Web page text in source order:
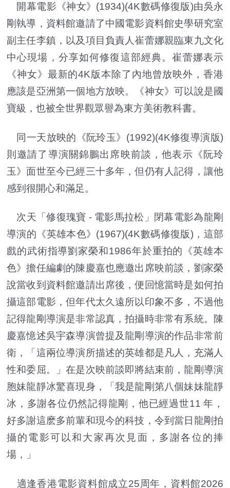
開幕電影《神女》(1934)(4K數碼修復版)由吳永
剛執導，資料館邀請了中國電影資料館史學研究室
副主任李鎮，以及項目負責人崔蕾娜親臨東九文化
中心現場，分享如何修復這部經典。崔蕾娜表示
《神女》最新的4K版本除了內地曾放映外，香港
應該是亞洲第一個地方放映。《神女》可以說是國
寶級，也被全世界觀眾譽為東方美術教科書。
同一天放映的《阮玲玉》(1992)(4K修復導演版)
則邀請了導演關錦鵬出席映前談，他表示《阮玲
玉》面世至今已經三十多年，但仍有人記得，讓他
感到很開心和滿足。
次天「修復瑰寶 - 電影馬拉松」閉幕電影為龍剛
導演的《英雄本色》(1967)(4K數碼修復版)，這部
戲的武術指導劉家榮和1986年於重拍的《英雄本
色》擔任編劇的陳慶嘉也應邀出席映前談，劉家榮
說當收到資料館邀請出席後，便回憶當時是如何拍
攝這部電影，但年代太久遠所以印象不多，不過他
記得龍剛導演是非常認真，拍攝時非常有系統。陳
慶嘉憶述吳宇森導演曾提及龍剛導演的作品非常前
衛，「這兩位導演所描述的英雄都是凡人，充滿人
性和委屈。」在是次映前談即將結束前，龍剛導演
胞妹龍靜冰驚喜現身，「我是龍剛第八個妹妹龍靜
冰，多謝各位仍然記得龍剛，他已經過世11 年，
好多謝這麽多前輩和現今的科技，令到當日龍剛拍
攝的電影可以和大家再次見面，多謝各位的捧
場，」
適逢香港電影資料館成立25周年，資料館2026